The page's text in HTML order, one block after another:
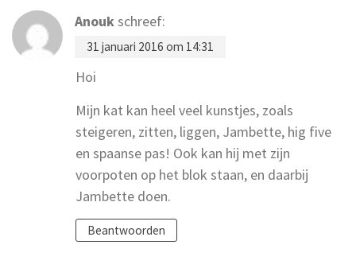
Anoukschreef:
31 januari 2016 om 14:31
Hoi
Mijn kat kan heel veel kunstjes, zoals
steigeren, zitten, liggen, Jambette, hig five
en spaanse pas! Ook kan hij met zijn
voorpoten op het blok staan, en daarbij
Jambette doen.
Beantwoorden